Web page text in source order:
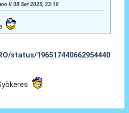
il 08 Set 2025, 23:10
status/196517440662954440